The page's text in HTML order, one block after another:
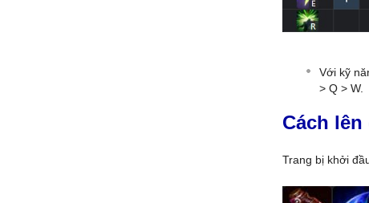
Với kỹ
> Q > W.
Cách
Trang bị khởi